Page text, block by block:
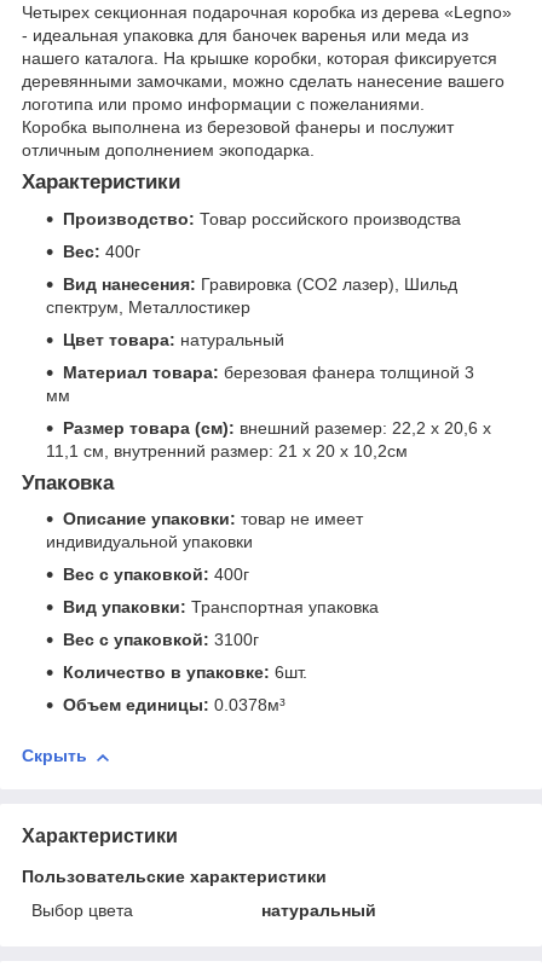
Четырех секционная подарочная коробка из дерева «Legno»
- идеальная упаковка для баночек варенья или меда из
нашего каталога. На крышке коробки, которая фиксируется
деревянными замочками, можно сделать нанесение вашего
логотипа или промо информации с пожеланиями.
Коробка выполнена из березовой фанеры и послужит
отличным дополнением экоподарка.
Характеристики
Производство: Товар российского производства
Вес: 400г
Вид нанесения: Гравировка (CO2 лазер), Шильд
спектрум, Металлостикер
Цвет товара: натуральный
Материал товара: березовая фанера толщиной 3
мм
Размер товара (см): внешний раземер: 22,2 х 20,6 х
11,1 см, внутренний размер: 21 х 20 х 10,2см
Упаковка
Описание упаковки: товар не имеет
индивидуальной упаковки
Вес с упаковкой: 400г
Вид упаковки: Транспортная упаковка
Вес с упаковкой: 3100г
Количество в упаковке: 6шт.
Объем единицы: 0.0378м³
Скрыть
Характеристики
Пользовательские характеристики
Выбор цвета
натуральный